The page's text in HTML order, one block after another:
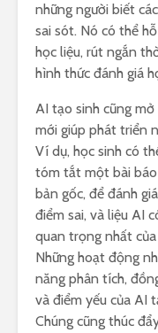
những người biết
sai sót. Nó có thể
học liệu, rút ngắn
hình thức đánh giá
AI tạo sinh cũng
mới giúp phát triển
Ví dụ, học sinh có
tóm tắt một bài
bản gốc, để đánh
điểm sai, và liệu AI
quan trọng nhất
Những hoạt động
năng phân tích,
và điểm yếu của AI
Chúng cũng thúc